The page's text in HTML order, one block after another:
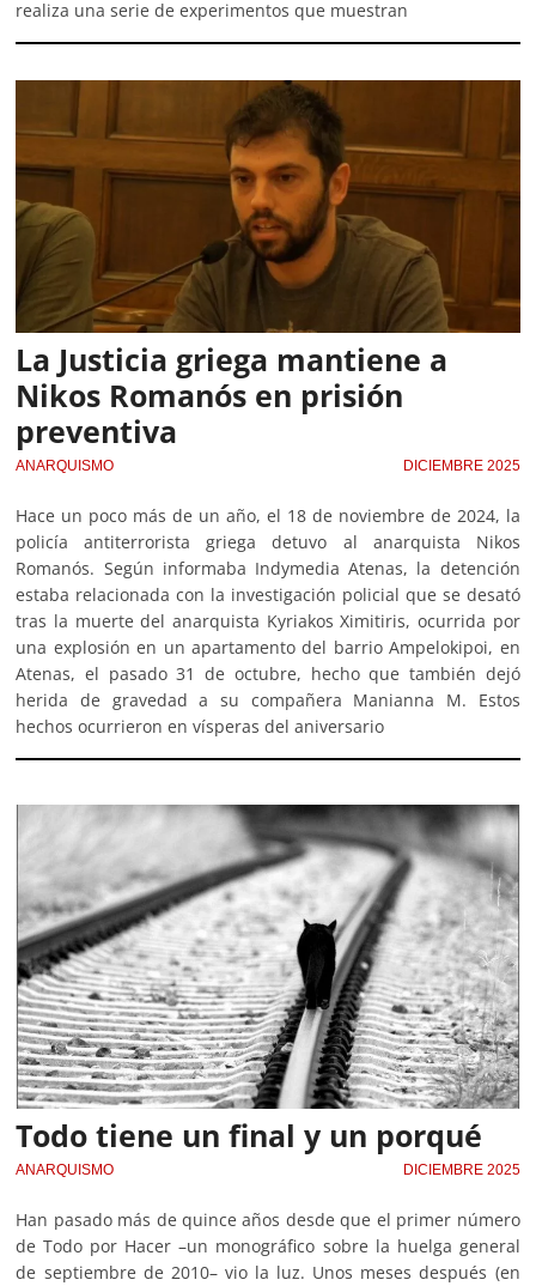
realiza una serie de experimentos que muestran
La Justicia griega mantiene a
Nikos Romanós en prisión
preventiva
ANARQUISMO DICIEMBRE 2025
Hace un poco más de un año, el 18 de noviembre de 2024, la
policía antiterrorista griega detuvo al anarquista Nikos
Romanós. Según informaba Indymedia Atenas, la detención
estaba relacionada con la investigación policial que se desató
tras la muerte del anarquista Kyriakos Ximitiris, ocurrida por
una explosión en un apartamento del barrio Ampelokipoi, en
Atenas, el pasado 31 de octubre, hecho que también dejó
herida de gravedad a su compañera Manianna M. Estos
hechos ocurrieron en vísperas del aniversario
Todo tiene un final y un porqué
ANARQUISMO DICIEMBRE 2025
Han pasado más de quince años desde que el primer número
de Todo por Hacer –un monográfico sobre la huelga general
de septiembre de 2010– vio la luz. Unos meses después (en